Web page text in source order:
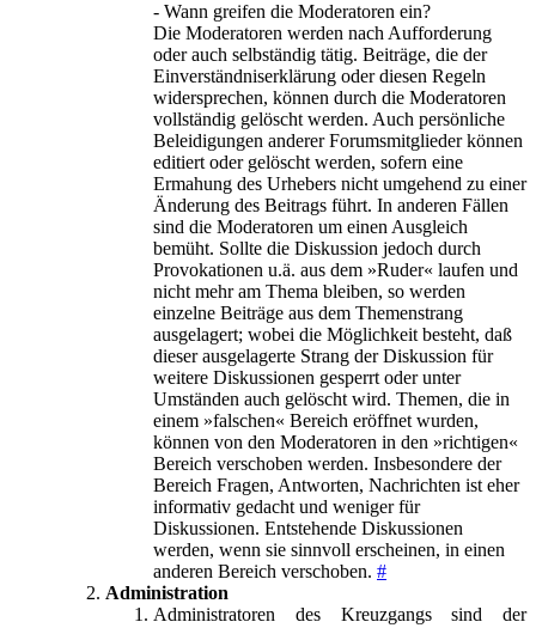
- Wann greifen die Moderatoren ein?
Die Moderatoren werden nach Aufforderung
oder auch selbständig tätig. Beiträge, die der
Einverständniserklärung oder diesen Regeln
widersprechen, können durch die Moderatoren
vollständig gelöscht werden. Auch persönliche
Beleidigungen anderer Forumsmitglieder können
editiert oder gelöscht werden, sofern eine
Ermahung des Urhebers nicht umgehend zu einer
Änderung des Beitrags führt. In anderen Fällen
sind die Moderatoren um einen Ausgleich
bemüht. Sollte die Diskussion jedoch durch
Provokationen u.ä. aus dem »Ruder« laufen und
nicht mehr am Thema bleiben, so werden
einzelne Beiträge aus dem Themenstrang
ausgelagert; wobei die Möglichkeit besteht, daß
dieser ausgelagerte Strang der Diskussion für
weitere Diskussionen gesperrt oder unter
Umständen auch gelöscht wird. Themen, die in
einem »falschen« Bereich eröffnet wurden,
können von den Moderatoren in den »richtigen«
Bereich verschoben werden. Insbesondere der
Bereich Fragen, Antworten, Nachrichten ist eher
informativ gedacht und weniger für
Diskussionen. Entstehende Diskussionen
werden, wenn sie sinnvoll erscheinen, in einen
anderen Bereich verschoben. #
Administration
Administratoren des Kreuzgangs sind der